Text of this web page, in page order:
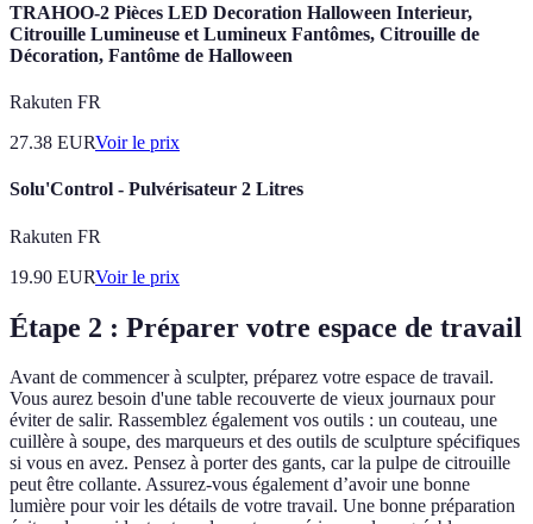
TRAHOO-2 Pièces LED Decoration Halloween Interieur,
Citrouille Lumineuse et Lumineux Fantômes, Citrouille de
Décoration, Fantôme de Halloween
Rakuten FR
27.38 EURVoir le prix
Solu'Control - Pulvérisateur 2 Litres
Rakuten FR
19.90 EURVoir le prix
Étape 2 : Préparer votre espace de travail
Avant de commencer à sculpter, préparez votre espace de travail.
Vous aurez besoin d'une table recouverte de vieux journaux pour
éviter de salir. Rassemblez également vos outils : un couteau, une
cuillère à soupe, des marqueurs et des outils de sculpture spécifiques
si vous en avez. Pensez à porter des gants, car la pulpe de citrouille
peut être collante. Assurez-vous également d’avoir une bonne
lumière pour voir les détails de votre travail. Une bonne préparation